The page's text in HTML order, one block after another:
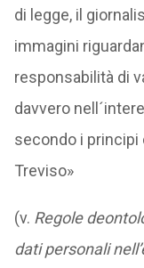
di legge, il
immagini
responsabilità di
davvero
secondo i principi
Treviso»
(v. Regole
dati personali